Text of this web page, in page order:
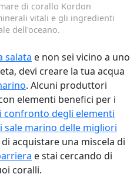
di corallo Kordon
vitali e gli ingredienti
dell'oceano.
salata e non sei vicino a uno
devi creare la tua acqua
. Alcuni produttori
elementi benefici per i
confronto degli elementi
sale marino delle migliori
acquistare una miscela di
e stai cercando di
coralli.